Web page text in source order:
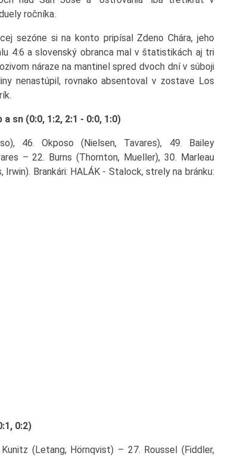
ročníka.
sezóne si na konto pripísal Zdeno Chára, jeho
4:6 a slovenský obranca mal v štatistikách aj tri
náraze na mantinel spred dvoch dní v súboji
nenastúpil, rovnako absentoval v zostave Los
a sn (0:0, 1:2, 2:1 - 0:0, 1:0)
46. Okposo (Nielsen, Tavares), 49. Bailey
– 22. Burns (Thornton, Mueller), 30. Marleau
Brankári: HALÁK - Stalock, strely na bránku:
0:2)
(Letang, Hörnqvist) – 27. Roussel (Fiddler,